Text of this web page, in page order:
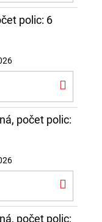
polic: 6
počet polic:
počet polic: